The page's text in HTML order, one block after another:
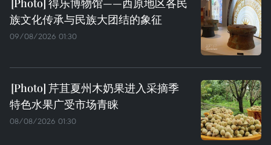
得乐博物馆——西原地区各民
族文化传承与民族大团结的象征
09/08/2026 01:30
芹苴夏州木奶果进入采摘季
特色水果广受市场青睐
08/08/2026 01:30